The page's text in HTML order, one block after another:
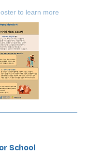
to learn more
School